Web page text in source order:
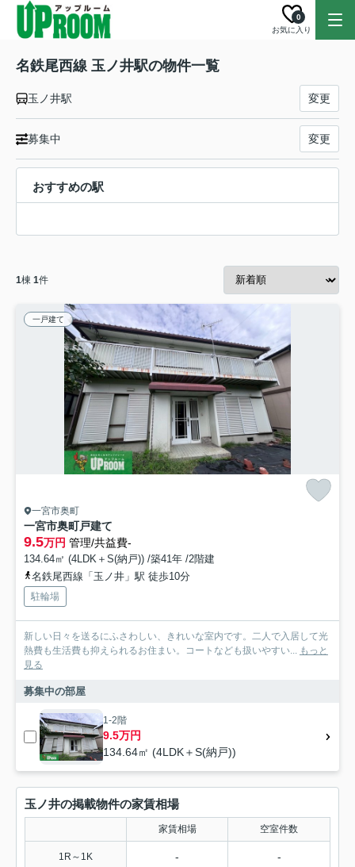
お気に入り
0
名鉄尾西線 玉ノ井駅の物件一覧
玉ノ井駅 変更
募集中 変更
おすすめの駅
1棟 1件
一戸建て
一宮市奥町
一宮市奥町戸建て
9.5万円 管理/共益費-
134.64㎡ (4LDK＋S(納戸)) /築41年 /2階建
名鉄尾西線「玉ノ井」駅 徒歩10分
駐輪場
新しい日々を送るにふさわしい、きれいな室内です。二人で入居して光
熱費も生活費も抑えられるお住まい。コートなども扱いやすい... もっと
見る
募集中の部屋
1-2階
9.5万円
134.64㎡ (4LDK＋S(納戸))
玉ノ井の掲載物件の家賃相場
家賃相場 空室件数
1R～1K - -